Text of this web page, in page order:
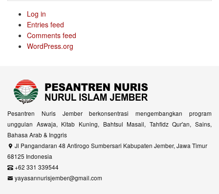
Log in
Entries feed
Comments feed
WordPress.org
Pesantren Nuris Jember berkonsentrasi mengembangkan program
unggulan Aswaja, Kitab Kuning, Bahtsul Masail, Tahfidz Qur'an, Sains,
Bahasa Arab & Inggris
Jl Pangandaran 48 Antirogo Sumbersari Kabupaten Jember, Jawa Timur
68125 Indonesia
+62 331 339544
yayasannurisjember@gmail.com